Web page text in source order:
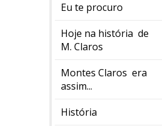
Eu te procuro
Hoje na história de
M. Claros
Montes Claros era
assim...
História